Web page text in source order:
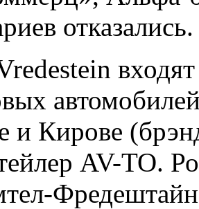
отказались.
и Кирове
AV-TO.